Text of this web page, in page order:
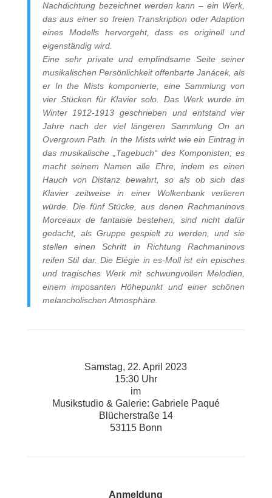
Nachdichtung bezeichnet werden kann – ein Werk,
das aus einer so freien Transkription oder Adaption
eines Modells hervorgeht, dass es originell und
eigenständig wird.
Eine sehr private und empfindsame Seite seiner
musikalischen Persönlichkeit offenbarte Janácek, als
er In the Mists komponierte, eine Sammlung von
vier Stücken für Klavier solo. Das Werk wurde im
Winter 1912-1913 geschrieben und entstand vier
Jahre nach der viel längeren Sammlung On an
Overgrown Path. In the Mists wirkt wie ein Eintrag in
das musikalische „Tagebuch“ des Komponisten; es
macht seinem Namen alle Ehre, indem es einen
Hauch von Distanz bewahrt, so als ob sich das
Klavier zeitweise in einer Wolkenbank verlieren
würde. Die fünf Stücke, aus denen Rachmaninovs
Morceaux de fantaisie bestehen, sind nicht dafür
gedacht, als Gruppe gespielt zu werden, und sie
stellen einen Schritt in Richtung Rachmaninovs
reifen Stil dar. Die Elégie in es-Moll ist ein episches
und tragisches Werk mit schwungvollen Melodien,
einem imposanten Höhepunkt und einer schönen
melancholischen Atmosphäre.
Samstag, 22. April 2023
15:30 Uhr
im
Musikstudio & Galerie: Gabriele Paqué
Blücherstraße 14
53115 Bonn
Anmeldung